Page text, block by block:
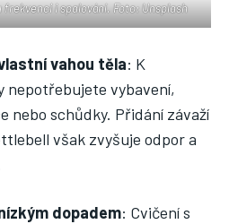
i spalování. Foto: Unsplash
vahou těla: K
nepotřebujete vybavení,
nebo schůdky. Přidání závaží
však zvyšuje odpor a
dopadem: Cvičení s